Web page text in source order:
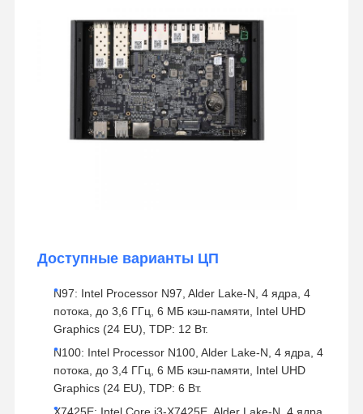
Доступные варианты ЦП
N97: Intel Processor N97, Alder Lake-N, 4 ядра, 4
потока, до 3,6 ГГц, 6 МБ кэш-памяти, Intel UHD
Graphics (24 EU), TDP: 12 Вт.
N100: Intel Processor N100, Alder Lake-N, 4 ядра, 4
потока, до 3,4 ГГц, 6 МБ кэш-памяти, Intel UHD
Graphics (24 EU), TDP: 6 Вт.
X7425E: Intel Core i3-X7425E, Alder Lake-N, 4 ядра,